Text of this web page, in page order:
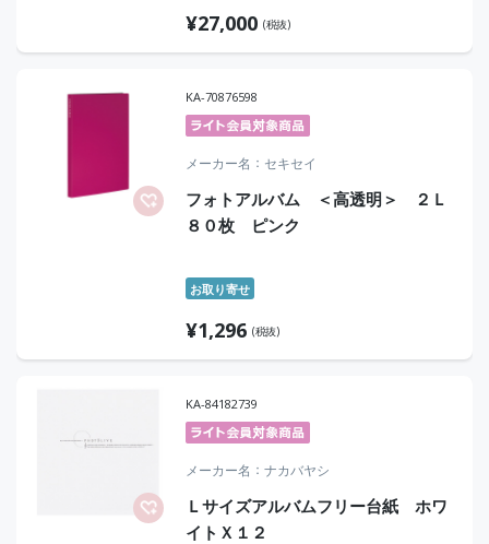
¥27,000 (税抜)
KA-70876598
メーカー名 セキセイ
フォトアルバム ＜高透明＞ ２Ｌ
８０枚 ピンク
お取り寄せ
¥1,296 (税抜)
KA-84182739
メーカー名 ナカバヤシ
Ｌサイズアルバムフリー台紙 ホワ
イトＸ１２